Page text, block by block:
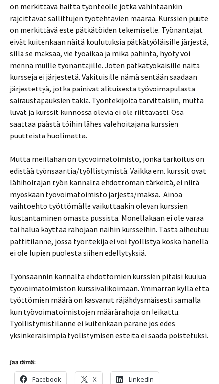
on merkittävä haitta työnteolle jotka vähintäänkin
rajoittavat sallittujen työtehtävien määrää. Kurssien puute
on merkittävä este pätkätöiden tekemiselle. Työnantajat
eivät kuitenkaan näitä koulutuksia pätkätyöläisille järjestä,
sillä se maksaa, vie työaikaa ja mikä pahinta, hyöty voi
mennä muille työnantajille. Joten pätkätyökäisille näitä
kursseja ei järjestetä. Vakituisille nämä sentään saadaan
järjestettyä, jotka painivat alituisesta työvoimapulasta
sairaustapauksien takia. Työntekijöitä tarvittaisiin, mutta
luvat ja kurssit kunnossa olevia ei ole riittävästi. Osa
saattaa päästä töihin lähes valehoitajana kurssien
puutteista huolimatta.
Mutta meillähän on työvoimatoimisto, jonka tarkoitus on
edistää työnsaantia/työllistymistä. Vaikka em. kurssit ovat
lähihoitajan työn kannalta ehdottoman tärkeitä, ei niitä
myöskään työvoimatoimisto järjestä/maksa. Ainoa
vaihtoehto työttömälle vaikuttaakin olevan kurssien
kustantaminen omasta pussista. Monellakaan ei ole varaa
tai halua käyttää rahojaan näihin kursseihin. Tästä aiheutuu
pattitilanne, jossa työntekijä ei voi työllistyä koska hänellä
ei ole lupien puolesta siihen edellytyksiä.
Työnsaannin kannalta ehdottomien kurssien pitäisi kuulua
työvoimatoimiston kurssivalikoimaan. Ymmärrän kyllä että
työttömien määrä on kasvanut räjähdysmäisesti samalla
kun työvoimatoimistojen määrärahoja on leikattu.
Työllistymistilanne ei kuitenkaan parane jos edes
yksinkeraisimpia työlistymisen esteitä ei saada poistetuksi.
Jaa tämä:
Facebook X LinkedIn